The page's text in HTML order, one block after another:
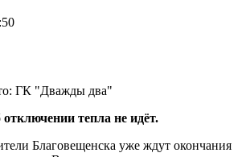
ГК "Дважды два"
тепла не идёт.
Благовещенска уже ждут окончания